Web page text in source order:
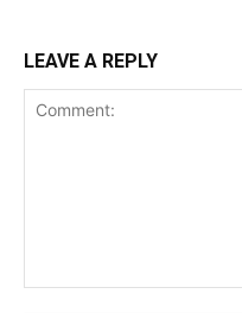
LEAVE A REPLY